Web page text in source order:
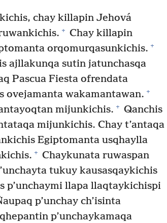
chay killapin Jehová
+ Chay killapin
orqomurqasunkichis. +
ajllakunqa sutin jatunchasqa
Pascua Fiesta ofrendata
ovejamanta wakamantawan. +
mijunkichis. + Qanchis
mijunkichis. Chay t’antaqa
Egiptomanta usqhaylla
+ Chaykunata ruwaspan
tukuy kausasqaykichis
p’unchaymi llapa llaqtaykichispi
p’unchay ch’isinta
p’unchaykamaqa